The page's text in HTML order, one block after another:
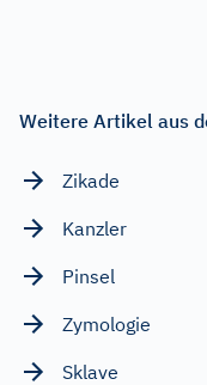
Weitere Artikel aus
Zikade
Kanzler
Pinsel
Zymologie
Sklave